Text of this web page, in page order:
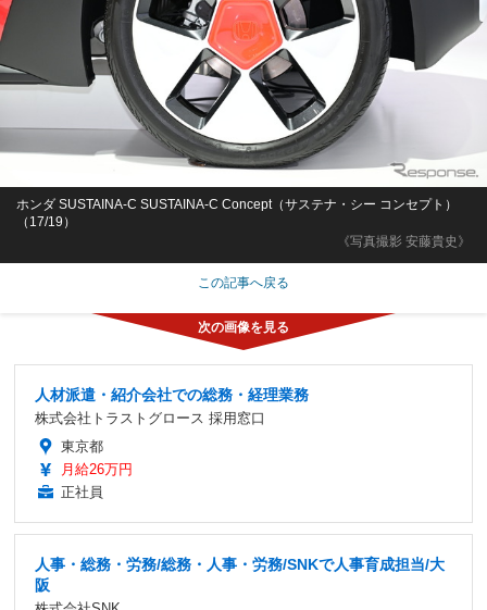
《写真撮影 安藤貴史》
ホンダ SUSTAINA-C SUSTAINA-C Concept（サステナ・シー コンセプト）
（17/19）
この記事へ戻る
人材派遣・紹介会社での総務・経理業務
株式会社トラストグロース 採用窓口
東京都
月給26万円
正社員
人事・総務・労務/総務・人事・労務/SNKで人事育成担当/大
阪